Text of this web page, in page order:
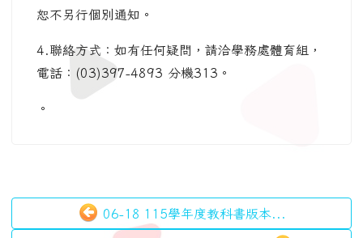
恕不另行個別通知。
4.聯絡方式：如有任何疑問，請洽學務處體育組，
電話：(03)397-4893 分機313。
。
06-18 115學年度教科書版本...